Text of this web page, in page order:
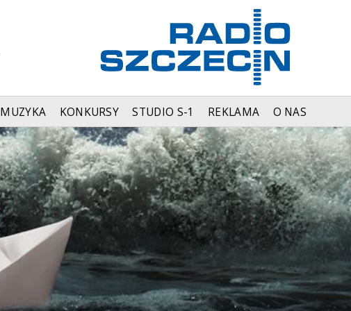
MUZYKA KONKURSY STUDIO S-1 REKLAMA O NAS